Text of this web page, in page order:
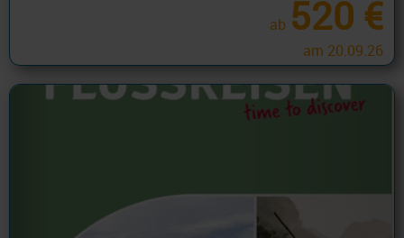
ab 520 €
am 20.09.26